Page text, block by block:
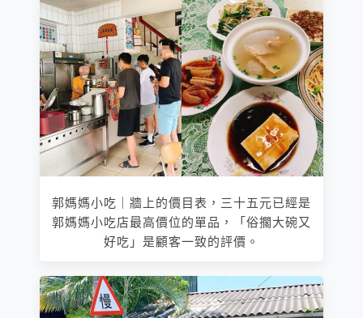
郭媽媽小吃｜牆上的價目表，三十五元已經是
郭媽媽小吃店最高價位的單品，「俗擱大碗又
好吃」是顧客一致的評價。